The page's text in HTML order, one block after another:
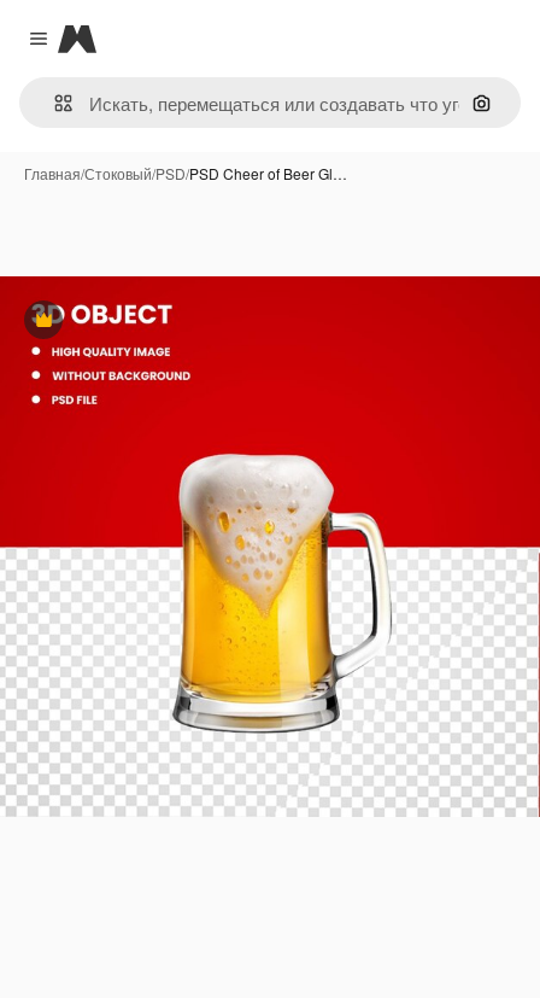
Close menu
Magnific
Поиск
Главная/Стоковый/PSD/PSD Cheer of Beer Gl…
Премиум